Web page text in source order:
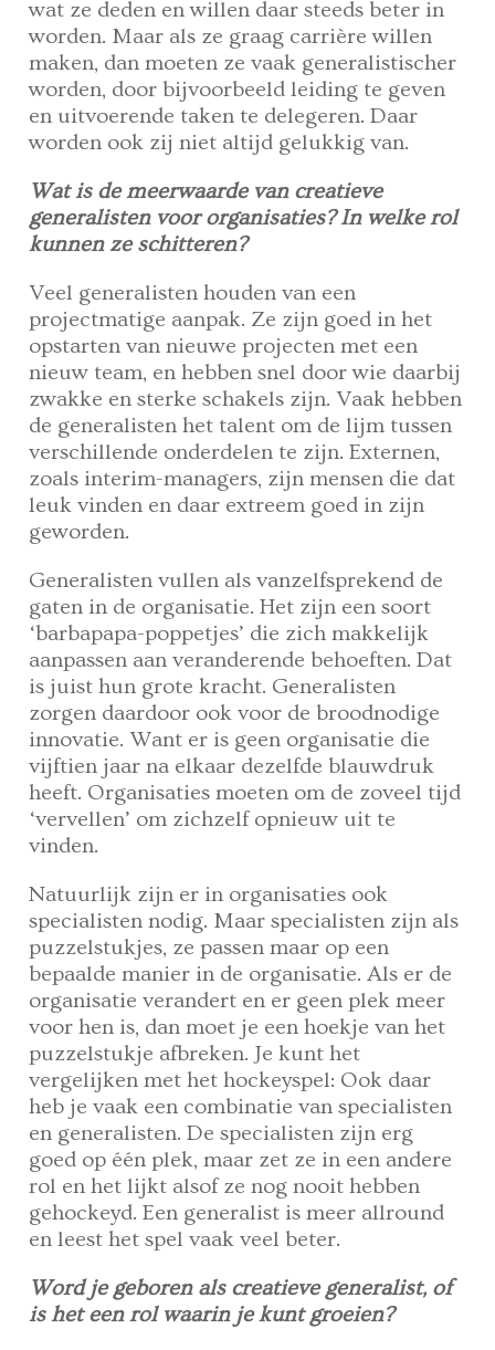
wat ze deden en willen daar steeds beter in
worden. Maar als ze graag carrière willen
maken, dan moeten ze vaak generalistischer
worden, door bijvoorbeeld leiding te geven
en uitvoerende taken te delegeren. Daar
worden ook zij niet altijd gelukkig van.
Wat is de meerwaarde van creatieve
generalisten voor organisaties? In welke rol
kunnen ze schitteren?
Veel generalisten houden van een
projectmatige aanpak. Ze zijn goed in het
opstarten van nieuwe projecten met een
nieuw team, en hebben snel door wie daarbij
zwakke en sterke schakels zijn. Vaak hebben
de generalisten het talent om de lijm tussen
verschillende onderdelen te zijn. Externen,
zoals interim-managers, zijn mensen die dat
leuk vinden en daar extreem goed in zijn
geworden.
Generalisten vullen als vanzelfsprekend de
gaten in de organisatie. Het zijn een soort
‘barbapapa-poppetjes’ die zich makkelijk
aanpassen aan veranderende behoeften. Dat
is juist hun grote kracht. Generalisten
zorgen daardoor ook voor de broodnodige
innovatie. Want er is geen organisatie die
vijftien jaar na elkaar dezelfde blauwdruk
heeft. Organisaties moeten om de zoveel tijd
‘vervellen’ om zichzelf opnieuw uit te
vinden.
Natuurlijk zijn er in organisaties ook
specialisten nodig. Maar specialisten zijn als
puzzelstukjes, ze passen maar op een
bepaalde manier in de organisatie. Als er de
organisatie verandert en er geen plek meer
voor hen is, dan moet je een hoekje van het
puzzelstukje afbreken. Je kunt het
vergelijken met het hockeyspel: Ook daar
heb je vaak een combinatie van specialisten
en generalisten. De specialisten zijn erg
goed op één plek, maar zet ze in een andere
rol en het lijkt alsof ze nog nooit hebben
gehockeyd. Een generalist is meer allround
en leest het spel vaak veel beter.
Word je geboren als creatieve generalist, of
is het een rol waarin je kunt groeien?